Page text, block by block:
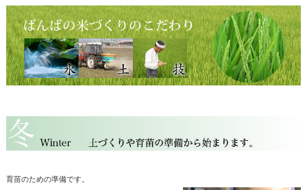
育苗のための準備です。